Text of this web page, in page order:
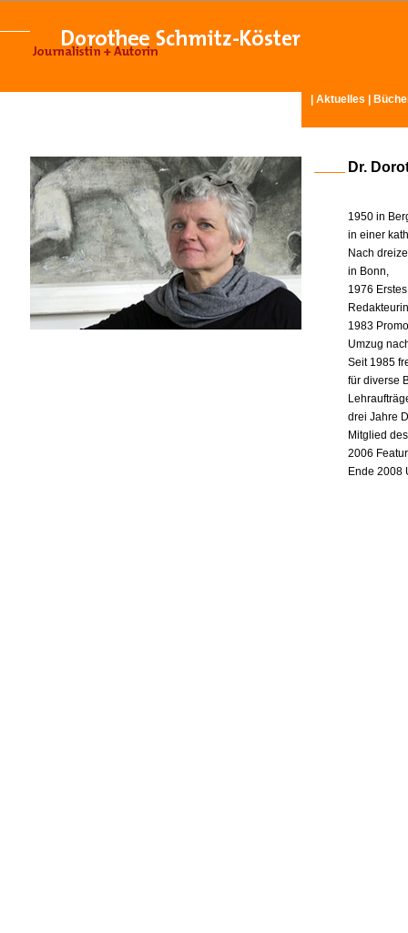
Aktuelles
Dr.
1950 in
in einer
Nach
in Bonn,
1976
1983
Umzug
Seit 1985
für diverse
drei Jahre
Mitglied
2006
Ende 2008